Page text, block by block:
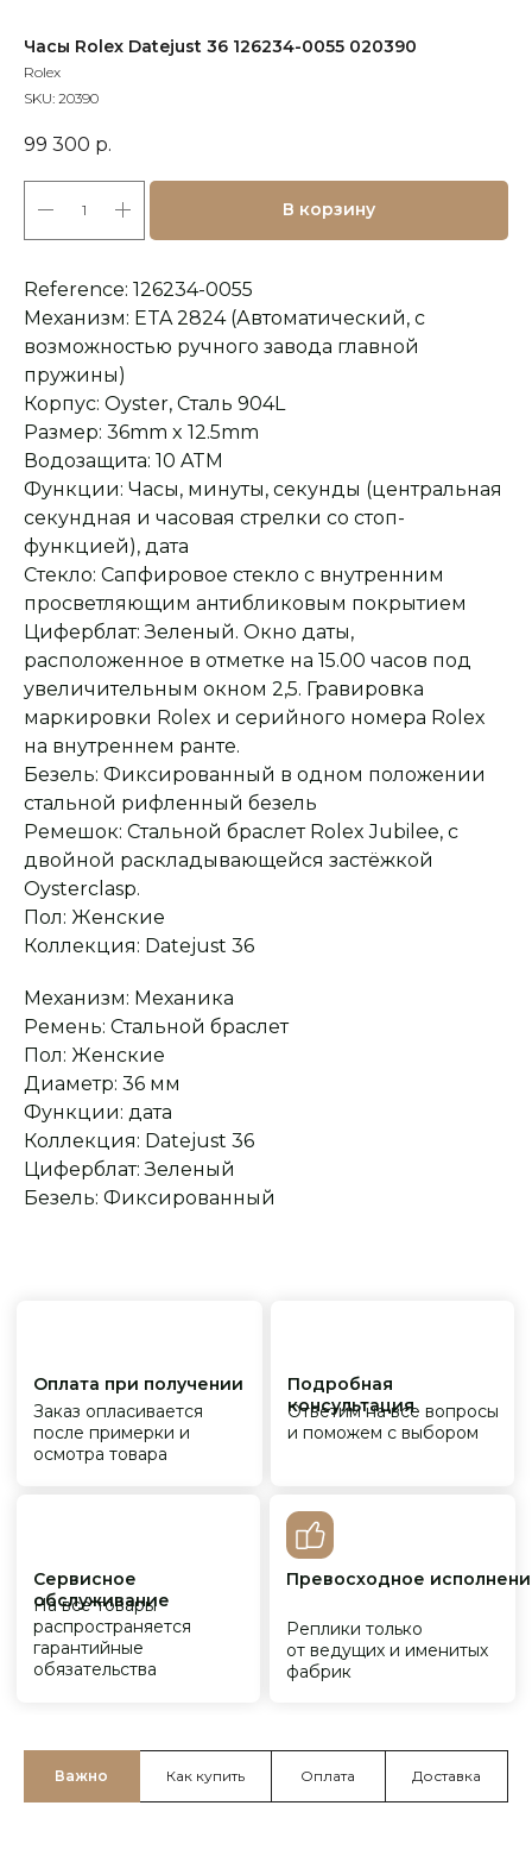
Часы Rolex Datejust 36 126234-0055 020390
Rolex
SKU: 20390
99 300 р.
В корзину
Reference: 126234-0055
Механизм: ETA 2824 (Автоматический, с
возможностью ручного завода главной
пружины)
Корпус: Oyster, Сталь 904L
Размер: 36mm x 12.5mm
Водозащита: 10 ATM
Функции: Часы, минуты, секунды (центральная
секундная и часовая стрелки со стоп-
функцией), дата
Стекло: Сапфировое стекло с внутренним
просветляющим антибликовым покрытием
Циферблат: Зеленый. Окно даты,
расположенное в отметке на 15.00 часов под
увеличительным окном 2,5. Гравировка
маркировки Rolex и серийного номера Rolex
на внутреннем ранте.
Безель: Фиксированный в одном положении
стальной рифленный безель
Ремешок: Стальной браслет Rolex Jubilee, с
двойной раскладывающейся застёжкой
Oysterclasp.
Пол: Женские
Коллекция: Datejust 36
Механизм: Механика
Ремень: Стальной браслет
Пол: Женские
Диаметр: 36 мм
Функции: дата
Коллекция: Datejust 36
Циферблат: Зеленый
Безель: Фиксированный
Оплата при получении
Заказ опласивается
после примерки и
осмотра товара
Подробная
консультация
Ответим на все вопросы
и поможем с выбором
обслуживание
На все товары
распространяется
гарантийные
от ведущих и именитых
фабрик
Важно Как купить Оплата Доставка